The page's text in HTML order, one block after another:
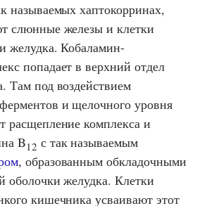
называемых хаптокорринах,
слюнные железы и клетки
желудка. Кобаламин-
попадает в верхний отдел
Там под воздействием
и щелочного уровня
расщепление комплекса и
B12 с так называемым
, образованным обкладочными
оболочки желудка. Клетки
кишечника усваивают этот